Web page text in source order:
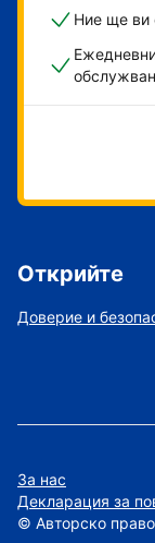
Ние ще ви
Открийте
Доверие и
За нас
Декларация за
© Авторско право